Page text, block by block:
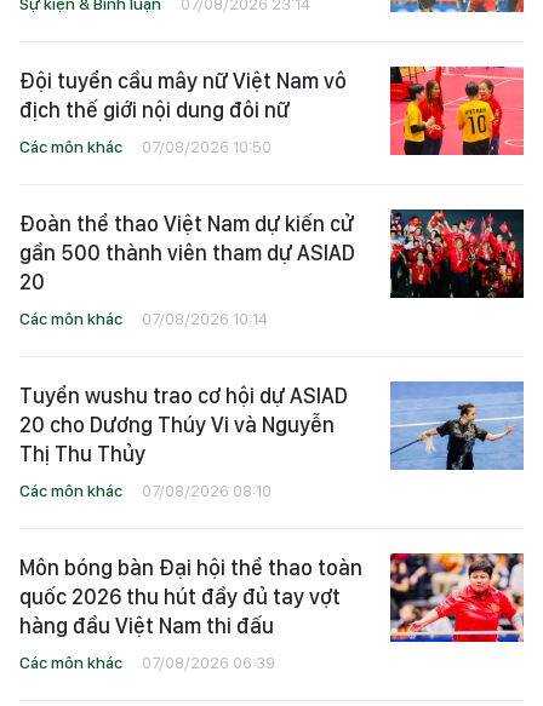
Đội tuyển cầu mây nữ Việt Nam vô
địch thế giới nội dung đôi nữ
Các môn khác 07/08/2026 10:50
Đoàn thể thao Việt Nam dự kiến cử
gần 500 thành viên tham dự ASIAD
20
Các môn khác 07/08/2026 10:14
Tuyển wushu trao cơ hội dự ASIAD
20 cho Dương Thúy Vi và Nguyễn
Thị Thu Thủy
Các môn khác 07/08/2026 08:10
Môn bóng bàn Đại hội thể thao toàn
quốc 2026 thu hút đầy đủ tay vợt
hàng đầu Việt Nam thi đấu
Các môn khác 07/08/2026 06:39